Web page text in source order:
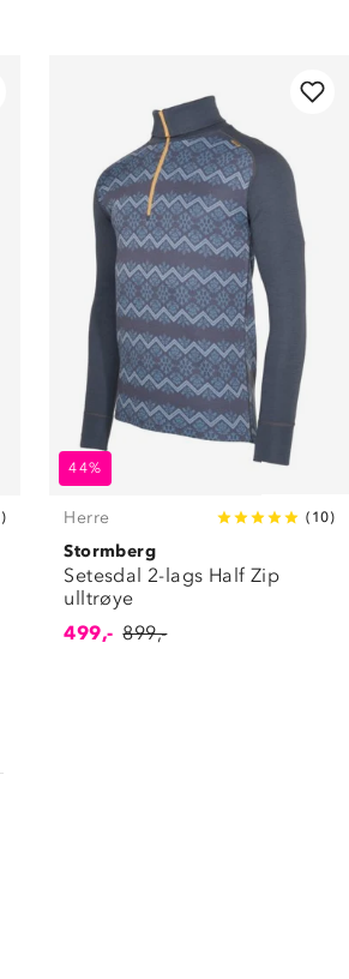
)
44%
Herre ( 10)
Stormberg
Setesdal 2-lags Half Zip
ulltrøye
499,- 899,-